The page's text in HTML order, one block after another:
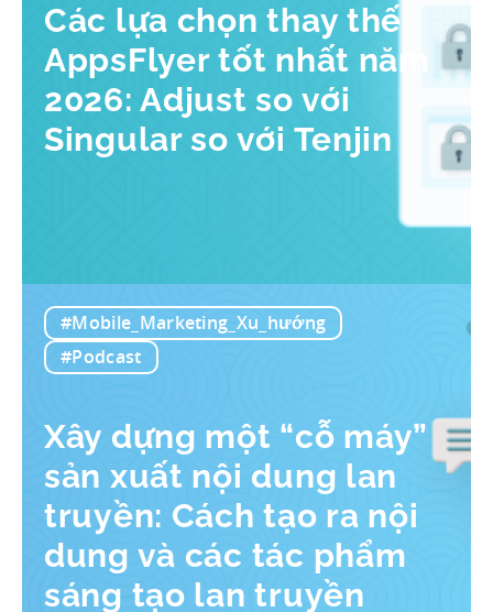
Các lựa chọn thay thế
AppsFlyer tốt nhất năm
2026: Adjust so với
Singular so với Tenjin
#Mobile_Marketing_Xu_hướng
#Podcast
Xây dựng một “cỗ máy”
sản xuất nội dung lan
truyền: Cách tạo ra nội
dung và các tác phẩm
sáng tạo lan truyền